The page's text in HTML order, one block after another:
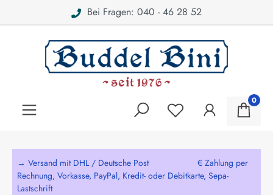
Bei Fragen: 040 - 46 28 52
0
→ Versand mit DHL / Deutsche Post € Zahlung per
Rechnung, Vorkasse, PayPal, Kredit- oder Debitkarte, Sepa-
Lastschrift